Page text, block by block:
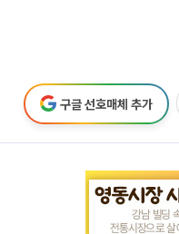
구글 선호매체 추가